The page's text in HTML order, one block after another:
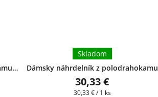
Dámsky náhrdelník z polodrahokamu
Apatit
Skladom
30,33 €
Jednotková
30,33 € / 1 ks